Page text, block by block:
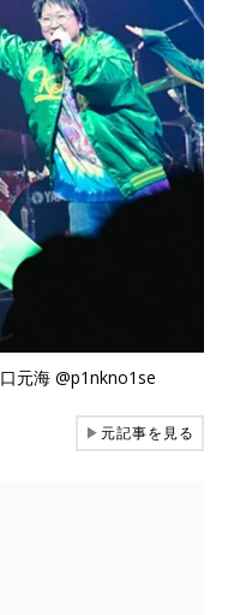
元海 @p1nkno1se
▶元記事を見る